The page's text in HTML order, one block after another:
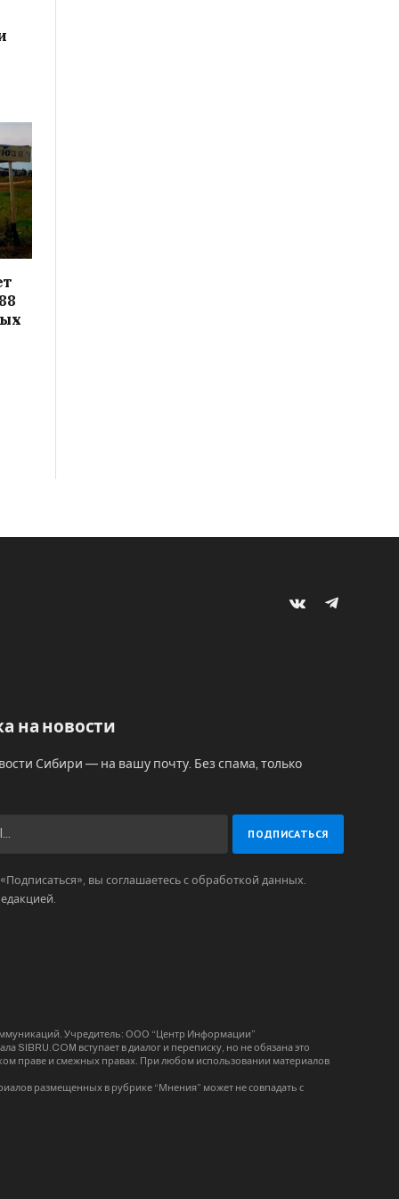
VKontakteTelegram
на новости
Сибири — на вашу почту. Без спама, только
вы соглашаетесь с обработкой данных.
Учредитель: ООО “Центр Информации”
SIBRU.COM вступает в диалог и переписку, но не обязана это
праве и смежных правах. При любом использовании материалов
размещенных в рубрике “Мнения” может не совпадать с